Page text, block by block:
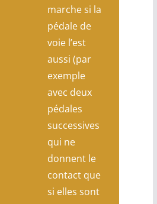
marche si la
pédale de
voie l’est
aussi (par
exemple
avec deux
pédales
successives
qui ne
donnent le
contact que
si elles sont